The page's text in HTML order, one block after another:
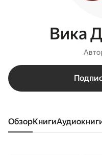
Вика
Обзор книги